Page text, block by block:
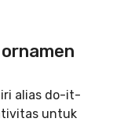
alias do-it-
untuk